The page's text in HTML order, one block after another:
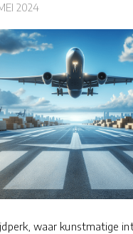
2024
waar kunstmatige